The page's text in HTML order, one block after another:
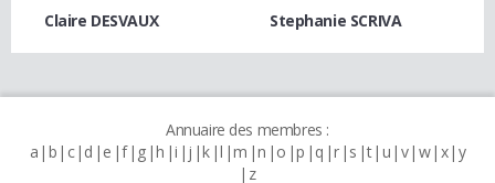
Claire DESVAUX Stephanie SCRIVA
Annuaire des membres :
a b c d e f g h i j k l m n o p q r s t u v w x y
z